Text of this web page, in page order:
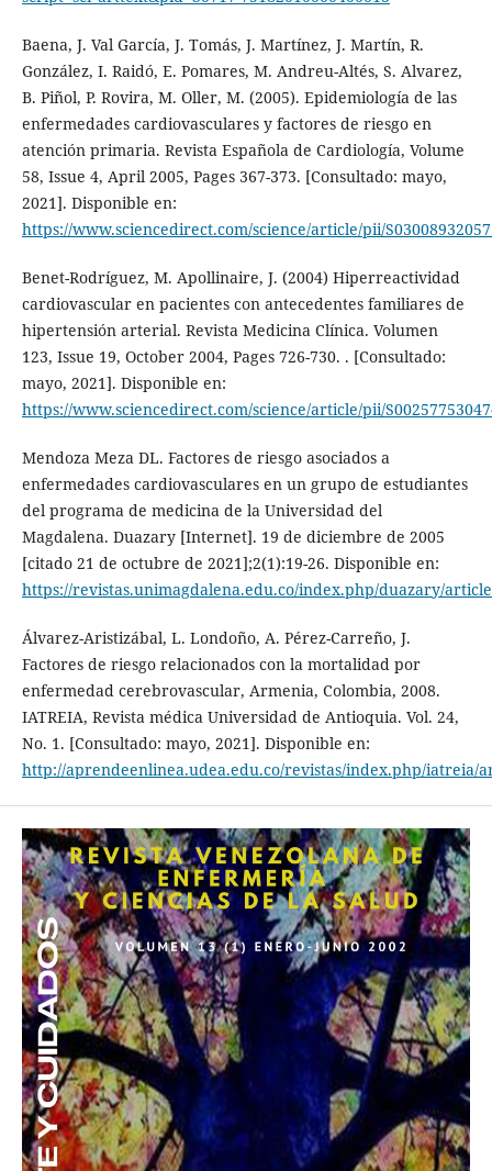
Baena, J. Val García, J. Tomás, J. Martínez, J. Martín, R.
González, I. Raidó, E. Pomares, M. Andreu-Altés, S. Alvarez,
B. Piñol, P. Rovira, M. Oller, M. (2005). Epidemiología de las
enfermedades cardiovasculares y factores de riesgo en
atención primaria. Revista Española de Cardiología, Volume
58, Issue 4, April 2005, Pages 367-373. [Consultado: mayo,
2021]. Disponible en:
https://www.sciencedirect.com/science/article/pii/
Benet-Rodríguez, M. Apollinaire, J. (2004) Hiperreactividad
cardiovascular en pacientes con antecedentes familiares de
hipertensión arterial. Revista Medicina Clínica. Volumen
123, Issue 19, October 2004, Pages 726-730. . [Consultado:
mayo, 2021]. Disponible en:
https://www.sciencedirect.com/science/article/pii/
Mendoza Meza DL. Factores de riesgo asociados a
enfermedades cardiovasculares en un grupo de estudiantes
del programa de medicina de la Universidad del
Magdalena. Duazary [Internet]. 19 de diciembre de 2005
[citado 21 de octubre de 2021];2(1):19-26. Disponible en:
https://revistas.unimagdalena.edu.co/index.php/duazary/
Álvarez-Aristizábal, L. Londoño, A. Pérez-Carreño, J.
Factores de riesgo relacionados con la mortalidad por
enfermedad cerebrovascular, Armenia, Colombia, 2008.
IATREIA, Revista médica Universidad de Antioquia. Vol. 24,
No. 1. [Consultado: mayo, 2021]. Disponible en:
http://aprendeenlinea.udea.edu.co/revistas/index.php/iatreia/